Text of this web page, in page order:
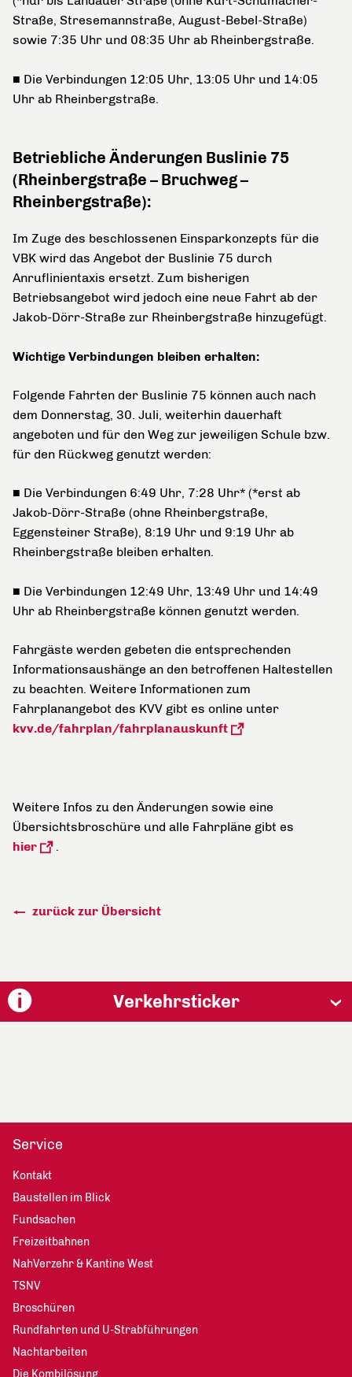
Straße, Stresemannstraße, August-Bebel-Straße)
sowie 7:35 Uhr und 08:35 Uhr ab Rheinbergstraße.
■ Die Verbindungen 12:05 Uhr, 13:05 Uhr und 14:05
Uhr ab Rheinbergstraße.
Betriebliche Änderungen Buslinie 75
(Rheinbergstraße – Bruchweg –
Rheinbergstraße):
Im Zuge des beschlossenen Einsparkonzepts für die
VBK wird das Angebot der Buslinie 75 durch
Anruflinientaxis ersetzt. Zum bisherigen
Betriebsangebot wird jedoch eine neue Fahrt ab der
Jakob-Dörr-Straße zur Rheinbergstraße hinzugefügt.
Wichtige Verbindungen bleiben erhalten:
Folgende Fahrten der Buslinie 75 können auch nach
dem Donnerstag, 30. Juli, weiterhin dauerhaft
angeboten und für den Weg zur jeweiligen Schule bzw.
für den Rückweg genutzt werden:
■ Die Verbindungen 6:49 Uhr, 7:28 Uhr* (*erst ab
Jakob-Dörr-Straße (ohne Rheinbergstraße,
Eggensteiner Straße), 8:19 Uhr und 9:19 Uhr ab
Rheinbergstraße bleiben erhalten.
■ Die Verbindungen 12:49 Uhr, 13:49 Uhr und 14:49
Uhr ab Rheinbergstraße können genutzt werden.
Fahrgäste werden gebeten die entsprechenden
Informationsaushänge an den betroffenen Haltestellen
zu beachten. Weitere Informationen zum
Fahrplanangebot des KVV gibt es online unter
kvv.de/fahrplan/fahrplanauskunft
Weitere Infos zu den Änderungen sowie eine
Übersichtsbroschüre und alle Fahrpläne gibt es
hier
.
zurück zur Übersicht
Verkehrsticker
Service
Kontakt
Baustellen im Blick
Fundsachen
Freizeitbahnen
NahVerzehr & Kantine West
TSNV
Broschüren
Rundfahrten und U-Strabführungen
Nachtarbeiten